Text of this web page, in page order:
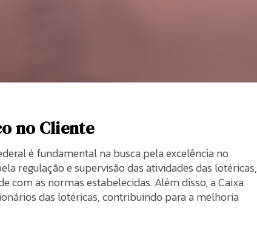
no Cliente
é fundamental na busca pela excelência no
regulação e supervisão das atividades das lotéricas,
com as normas estabelecidas. Além disso, a Caixa
das lotéricas, contribuindo para a melhoria